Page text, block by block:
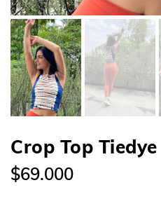
Crop Top Tiedye
$69.000